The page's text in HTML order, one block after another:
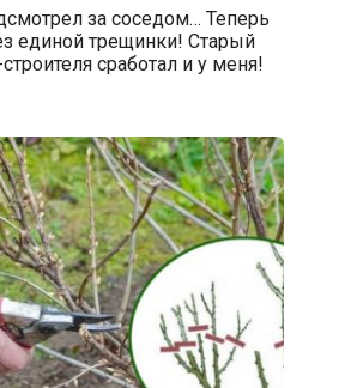
за соседом… Теперь
единой трещинки! Старый
сработал и у меня!